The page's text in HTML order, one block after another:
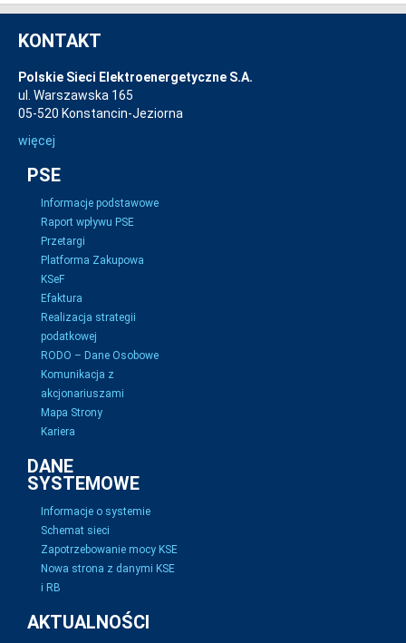
KONTAKT
Polskie Sieci Elektroenergetyczne S.A.
ul. Warszawska 165
05-520 Konstancin-Jeziorna
więcej
PSE
Informacje podstawowe
Raport wpływu PSE
Przetargi
Platforma Zakupowa
KSeF
Efaktura
Realizacja strategii
podatkowej
RODO – Dane Osobowe
Komunikacja z
akcjonariuszami
Mapa Strony
Kariera
DANE
SYSTEMOWE
Informacje o systemie
Schemat sieci
Zapotrzebowanie mocy KSE
Nowa strona z danymi KSE
i RB
AKTUALNOŚCI